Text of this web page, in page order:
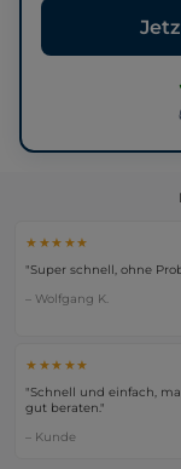
★★★★★
"Super schnell, ohne
– Wolfgang K.
★★★★★
"Schnell und einfach,
gut beraten."
– Kunde